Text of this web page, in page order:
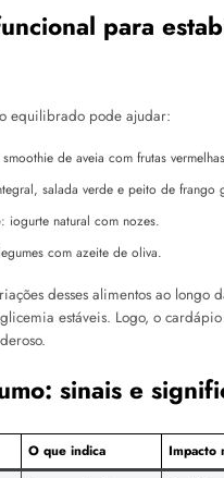
para
equilibrado pode ajudar:
de aveia com frutas
salada verde e peito de frango
: iogurte natural com nozes.
com azeite de oliva.
desses alimentos ao longo
estáveis. Logo, o
sinais e
O que indica
Impacto